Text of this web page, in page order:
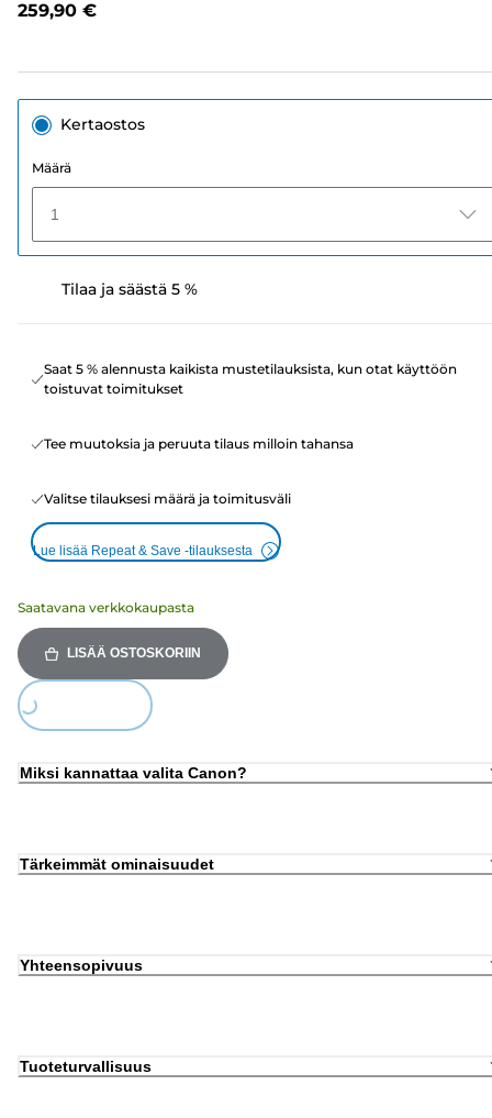
259,90 €
Kertaostos
Määrä
1
Tilaa ja säästä 5 %
Saat 5 % alennusta kaikista mustetilauksista, kun otat käyttöön
toistuvat toimitukset
Tee muutoksia ja peruuta tilaus milloin tahansa
Valitse tilauksesi määrä ja toimitusväli
Lue lisää Repeat & Save -tilauksesta
Saatavana verkkokaupasta
LISÄÄ OSTOSKORIIN
Loading...
Miksi kannattaa valita Canon?
Tärkeimmät ominaisuudet
Yhteensopivuus
Tuoteturvallisuus